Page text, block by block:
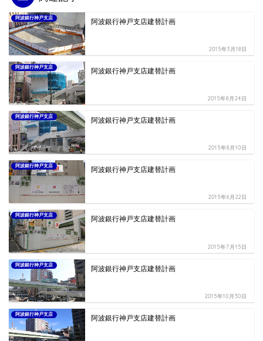
阿波銀行神戸支店 阿波銀行神戸支店建替計画
2015年3月18日
阿波銀行神戸支店 阿波銀行神戸支店建替計画
2015年8月24日
阿波銀行神戸支店 阿波銀行神戸支店建替計画
2015年8月10日
阿波銀行神戸支店 阿波銀行神戸支店建替計画
2015年6月22日
阿波銀行神戸支店 阿波銀行神戸支店建替計画
2015年7月15日
阿波銀行神戸支店 阿波銀行神戸支店建替計画
2015年10月30日
阿波銀行神戸支店 阿波銀行神戸支店建替計画